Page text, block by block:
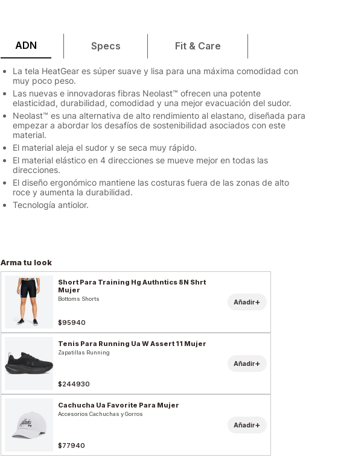
ADN Specs Fit & Care
La tela HeatGear es súper suave y lisa para una máxima comodidad con
muy poco peso.
Las nuevas e innovadoras fibras Neolast™ ofrecen una potente
elasticidad, durabilidad, comodidad y una mejor evacuación del sudor.
Neolast™ es una alternativa de alto rendimiento al elastano, diseñada para
empezar a abordar los desafíos de sostenibilidad asociados con este
material.
El material aleja el sudor y se seca muy rápido.
El material elástico en 4 direcciones se mueve mejor en todas las
direcciones.
El diseño ergonómico mantiene las costuras fuera de las zonas de alto
roce y aumenta la durabilidad.
Tecnología antiolor.
Arma tu look
Short Para Training Hg Authntics 8N Shrt
Mujer
Bottoms Shorts
$95940
Añadir+
Tenis Para Running Ua W Assert 11 Mujer
Zapatillas Running
$244930
Añadir+
Cachucha Ua Favorite Para Mujer
Accesorios Cachuchas y Gorros
$77940
Añadir+